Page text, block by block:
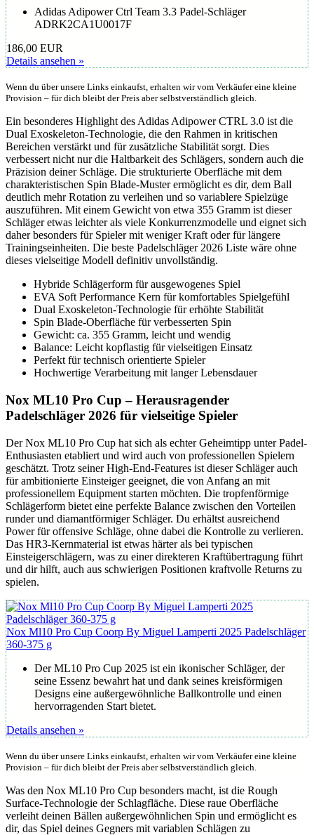
Adidas Adipower Ctrl Team 3.3 Padel-Schläger
ADRK2CA1U0017F
186,00 EUR
Details ansehen »
Wenn du über unsere Links einkaufst, erhalten wir vom Verkäufer eine kleine
Provision – für dich bleibt der Preis aber selbstverständlich gleich.
Ein besonderes Highlight des Adidas Adipower CTRL 3.0 ist die
Dual Exoskeleton-Technologie, die den Rahmen in kritischen
Bereichen verstärkt und für zusätzliche Stabilität sorgt. Dies
verbessert nicht nur die Haltbarkeit des Schlägers, sondern auch die
Präzision deiner Schläge. Die strukturierte Oberfläche mit dem
charakteristischen Spin Blade-Muster ermöglicht es dir, dem Ball
deutlich mehr Rotation zu verleihen und so variablere Spielzüge
auszuführen. Mit einem Gewicht von etwa 355 Gramm ist dieser
Schläger etwas leichter als viele Konkurrenzmodelle und eignet sich
daher besonders für Spieler mit weniger Kraft oder für längere
Trainingseinheiten. Die beste Padelschläger 2026 Liste wäre ohne
dieses vielseitige Modell definitiv unvollständig.
Hybride Schlägerform für ausgewogenes Spiel
EVA Soft Performance Kern für komfortables Spielgefühl
Dual Exoskeleton-Technologie für erhöhte Stabilität
Spin Blade-Oberfläche für verbesserten Spin
Gewicht: ca. 355 Gramm, leicht und wendig
Balance: Leicht kopflastig für vielseitigen Einsatz
Perfekt für technisch orientierte Spieler
Hochwertige Verarbeitung mit langer Lebensdauer
Nox ML10 Pro Cup – Herausragender
Padelschläger 2026 für vielseitige Spieler
Der Nox ML10 Pro Cup hat sich als echter Geheimtipp unter Padel-
Enthusiasten etabliert und wird auch von professionellen Spielern
geschätzt. Trotz seiner High-End-Features ist dieser Schläger auch
für ambitionierte Einsteiger geeignet, die von Anfang an mit
professionellem Equipment starten möchten. Die tropfenförmige
Schlägerform bietet eine perfekte Balance zwischen den Vorteilen
runder und diamantförmiger Schläger. Du erhältst ausreichend
Power für offensive Schläge, ohne dabei die Kontrolle zu verlieren.
Das HR3-Kernmaterial ist etwas härter als bei typischen
Einsteigerschlägern, was zu einer direkteren Kraftübertragung führt
und dir hilft, auch aus schwierigen Positionen kraftvolle Returns zu
spielen.
Nox Ml10 Pro Cup Coorp By Miguel Lamperti 2025 Padelschläger
360-375 g
Der ML10 Pro Cup 2025 ist ein ikonischer Schläger, der
seine Essenz bewahrt hat und dank seines kreisförmigen
Designs eine außergewöhnliche Ballkontrolle und einen
hervorragenden Start bietet.
Details ansehen »
Wenn du über unsere Links einkaufst, erhalten wir vom Verkäufer eine kleine
Provision – für dich bleibt der Preis aber selbstverständlich gleich.
Was den Nox ML10 Pro Cup besonders macht, ist die Rough
Surface-Technologie der Schlagfläche. Diese raue Oberfläche
verleiht deinen Bällen außergewöhnlichen Spin und ermöglicht es
dir, das Spiel deines Gegners mit variablen Schlägen zu